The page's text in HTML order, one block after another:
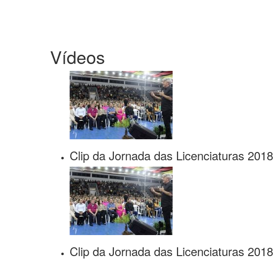
Vídeos
Clip da Jornada das Licenciaturas 2018
Clip da Jornada das Licenciaturas 2018